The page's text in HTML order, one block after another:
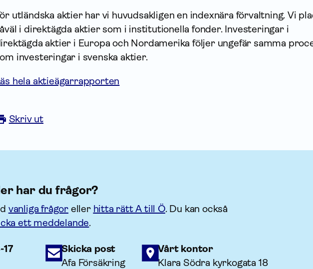
utländska aktier har vi huvudsakligen en indexnära förvaltning. Vi
i direktägda aktier som i institutionella fonder. Investeringar i
aktier i Europa och Nordamerika följer ungefär samma
investeringar i svenska aktier.
hela aktieägarrapporten
Skriv ut
har du frågor?
vanliga frågor eller hitta rätt A till Ö. Du kan också
ett meddelande.
Skicka post
Afa Försäkring
Vårt kontor
Klara Södra kyrkogata 18